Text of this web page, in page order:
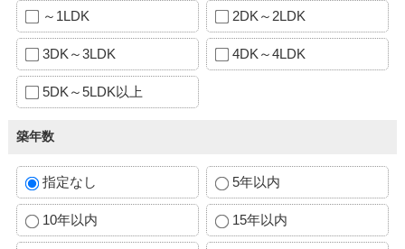
～1LDK 2DK～2LDK
3DK～3LDK 4DK～4LDK
5DK～5LDK以上
築年数
指定なし 5年以内
10年以内 15年以内